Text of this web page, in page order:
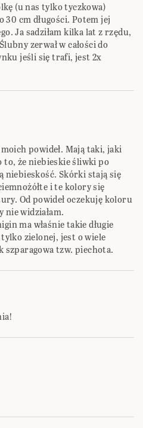
(u nas tylko tyczkowa)
30 cm długości. Potem jej
Ja sadziłam kilka lat z rzędu,
zerwał w całości do
jeśli się trafi, jest 2x
powideł. Mają taki, jaki
to, że niebieskie śliwki po
niebieskość. Skórki stają się
i te kolory się
Od powideł oczekuję koloru
nie widziałam.
ma właśnie takie długie
zielonej, jest o wiele
szparagowa tzw. piechota.